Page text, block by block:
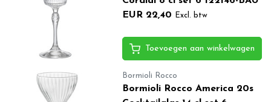
EUR 22,40
Excl. btw
Toevoegen aan winkelwagen
Bormioli Rocco
Bormioli Rocco America 20s